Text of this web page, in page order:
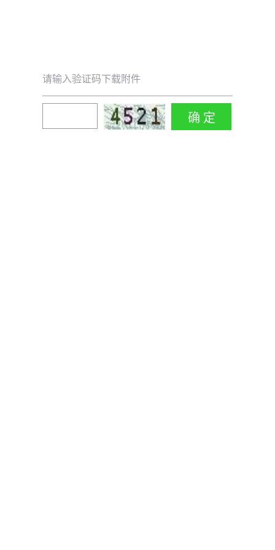
请输入验证码下载附件